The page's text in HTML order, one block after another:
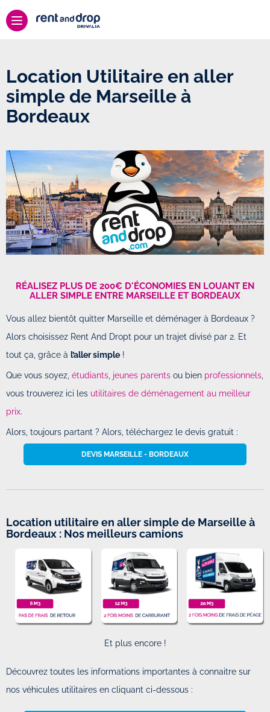
Location Utilitaire en aller
simple de Marseille à
Bordeaux
RÉALISEZ PLUS DE 200€ D'ÉCONOMIES EN LOUANT EN
ALLER SIMPLE ENTRE MARSEILLE ET BORDEAUX
Vous allez bientôt quitter Marseille et déménager à Bordeaux ?
Alors choisissez Rent And Dropt pour un trajet divisé par 2. Et
tout ça, grâce à l’aller simple !
Que vous soyez, étudiants jeunes parents ou bien professionnels
vous trouverez ici les utilitaires de déménagement au meilleur
prix.
Alors, toujours partant ? Alors, téléchargez le devis gratuit :
DEVIS MARSEILLE - BORDEAUX
Location utilitaire en aller simple de Marseille à
Bordeaux : Nos meilleurs camions
Et plus encore !
Découvrez toutes les informations importantes à connaitre sur
nos véhicules utilitaires en cliquant ci-dessous :